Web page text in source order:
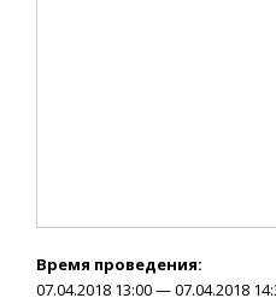
Время проведения:
07.04.2018 13:00 — 07.04.2018